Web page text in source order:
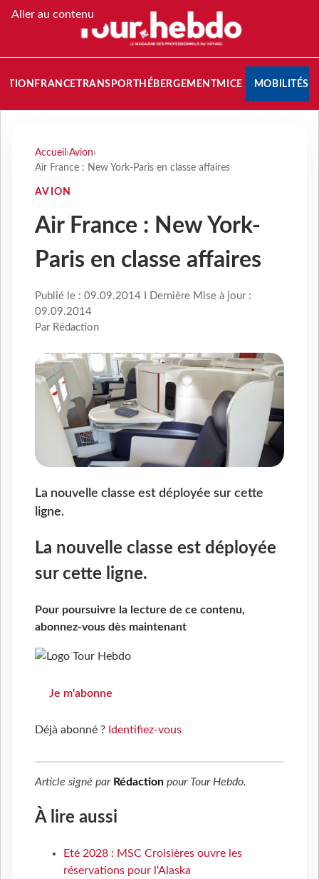
Aller au contenu
FRANCETRANSPORT HÉBERGEMENTMICE MOBILITÉS
Accueil ›Avion›
Air France : New York-Paris en classe affaires
AVION
Air France : New York-
Paris en classe affaires
Publié le : 09.09.2014 I Dernière Mise à jour :
09.09.2014
Par Rédaction
La nouvelle classe est déployée sur cette
ligne.
La nouvelle classe est déployée
sur cette ligne.
Pour poursuivre la lecture de ce contenu,
abonnez-vous dès maintenant
Je m'abonne
Déjà abonné ? Identifiez-vous
Article signé par Rédaction pour Tour Hebdo.
À lire aussi
Eté 2028 : MSC Croisières ouvre les
réservations pour l'Alaska